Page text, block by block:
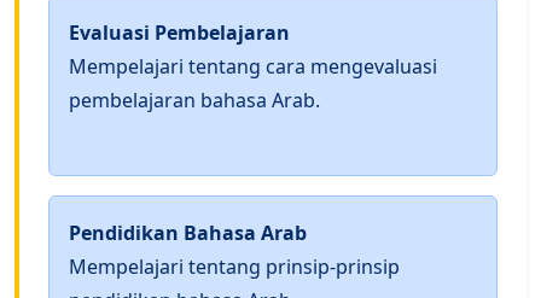
Evaluasi Pembelajaran
Mempelajari tentang cara mengevaluasi
pembelajaran bahasa Arab.
Pendidikan Bahasa Arab
Mempelajari tentang prinsip-prinsip